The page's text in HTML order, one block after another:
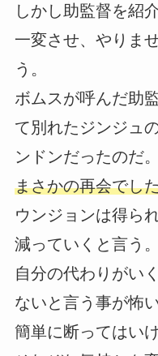
しかし助監督を紹
一変させ、やりま
う。
ボムスが呼んだ助
て別れたジンジュ
ンドンだったのだ。
まさかの再会でし
ウンジョンは得ら
減っていくと言う。
自分の代わりがい
ないと言う事が怖
簡単に断ってはい